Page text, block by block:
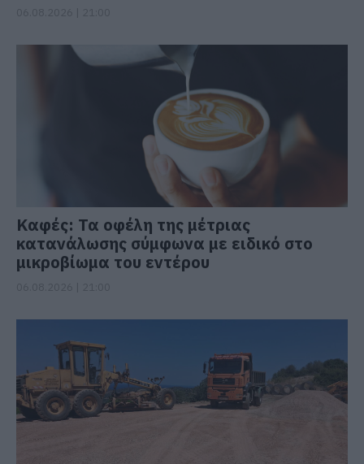
Καφές: Τα οφέλη της μέτριας
κατανάλωσης σύμφωνα με ειδικό στο
μικροβίωμα του εντέρου